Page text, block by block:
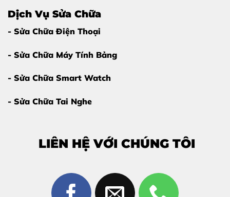
Kỹ thuật viên tay nghề cao
Quy trình công khai
Bảo hành rõ ràng, hỗ trợ lâu dài
Thùy Trang Mobile hiểu rõ cấu trúc Apple Watch
Trang Mobilekhông ảnh hưởng khả năng chống nước
Bảng Giá Thay Pin Apple Watch Ultra
Giá thay pin Apple Watch Ultracó thể thay đổi tùy
thời điểm và tình trạng máy.
Dịch Vụ Sửa Chữa
- Sửa Chữa Điện Thoại
- Sửa Chữa Máy Tính Bảng
- Sửa Chữa Smart Watch
- Sửa Chữa Tai Nghe
LIÊN HỆ VỚI CHÚNG TÔI